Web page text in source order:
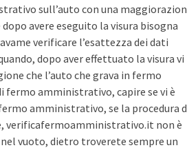
sull’auto con una
avere eseguito la visura bisogna
verificare l’esattezza dei dati
dopo aver effettuato la visura vi
che l’auto che grava in fermo
fermo amministrativo, capire se vi è
amministrativo, se la procedura
verificafermoamministrativo.it non è
vuoto, dietro troverete sempre un